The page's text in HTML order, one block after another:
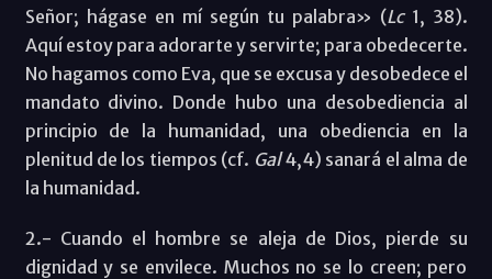
Señor; hágase en mí según tu palabra» (Lc1, 38).
Aquí estoy para adorarte y servirte; para obedecerte.
No hagamos como Eva, que se excusa y desobedece el
mandato divino. Donde hubo una desobediencia al
principio de la humanidad, una obediencia en la
plenitud de los tiempos (cf. Gal4,4) sanará el alma de
la humanidad.
2.- Cuando el hombre se aleja de Dios, pierde su
dignidad y se envilece. Muchos no se lo creen; pero